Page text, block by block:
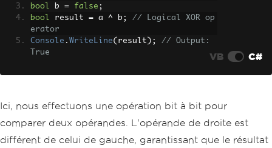
bool b = false ;
bool result = a ^ b ;
// Logical XOR op
erator
Console . WriteLine( result );
// Output:
True
VB C#
Ici, nous effectuons une opération bit à bit pour
comparer deux opérandes. L'opérande de droite est
différent de celui de gauche, garantissant que le résultat